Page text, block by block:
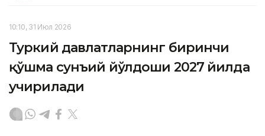
10:10, 31 Июл 2026
Туркий давлатларнинг биринчи
қўшма сунъий йўлдоши 2027 йилда
учирилади